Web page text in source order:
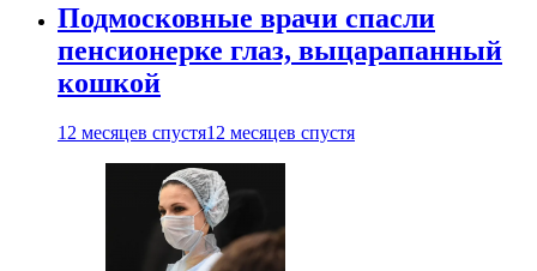
Подмосковные врачи спасли
пенсионерке глаз, выцарапанный
кошкой
12 месяцев спустя12 месяцев спустя